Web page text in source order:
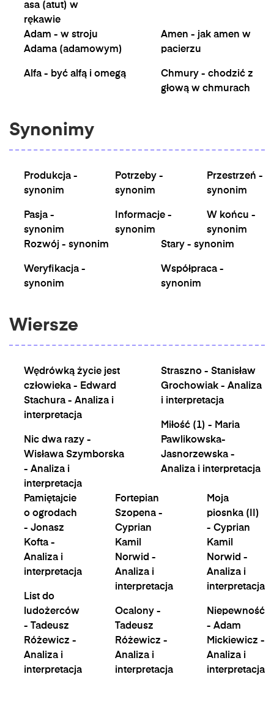
asa (atut) w
rękawie
Adam - w stroju
Adama (adamowym)
Alfa - być alfą i omegą
Amen - jak amen w
pacierzu
Chmury - chodzić z
głową w chmurach
Synonimy
Produkcja -
synonim
Pasja -
synonim
Potrzeby -
synonim
Informacje -
synonim
Przestrzeń -
synonim
W końcu -
synonim
Rozwój - synonim
Weryfikacja -
synonim
Stary - synonim
Współpraca -
synonim
Wiersze
Wędrówką życie jest
człowieka - Edward
Stachura - Analiza i
interpretacja
Nic dwa razy -
Wisława Szymborska
- Analiza i
interpretacja
Straszno - Stanisław
Grochowiak - Analiza
i interpretacja
Miłość (1) - Maria
Pawlikowska-
Jasnorzewska -
Analiza i interpretacja
Pamiętajcie
o ogrodach
- Jonasz
Kofta -
Analiza i
interpretacja
List do
ludożerców
- Tadeusz
Różewicz -
Analiza i
interpretacja
Fortepian
Szopena -
Cyprian
Kamil
Norwid -
Analiza i
interpretacja
Ocalony -
Tadeusz
Różewicz -
Analiza i
interpretacja
Moja
piosnka (II)
- Cyprian
Kamil
Norwid -
Analiza i
interpretacja
Niepewność
- Adam
Mickiewicz -
Analiza i
interpretacja